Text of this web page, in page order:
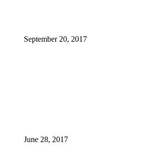
September 20, 2017
June 28, 2017